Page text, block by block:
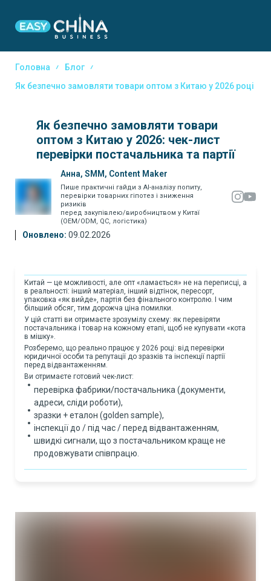
Головна
Блог
Як безпечно замовляти товари оптом з Китаю у 2026 році
Як безпечно замовляти товари
оптом з Китаю у 2026: чек-лист
перевірки постачальника та партії
Анна, SMM, Content Maker
Пише практичні гайди з AI-аналізу попиту,
перевірки товарних гіпотез і зниження
ризиків
перед закупівлею/виробництвом у Китаї
(OEM/ODM, QC, логістика)
Оновлено: 09.02.2026
Китай — це можливості, але опт «ламається» не на переписці, а
в реальності: інший матеріал, інший відтінок, пересорт,
упаковка «як вийде», партія без фінального контролю. І чим
більший обсяг, тим дорожча ціна помилки.
У цій статті ви отримаєте зрозумілу схему: як перевіряти
постачальника і товар на кожному етапі, щоб не купувати «кота
в мішку».
Розберемо, що реально працює у 2026 році: від перевірки
юридичної особи та репутації до зразків та інспекції партії
перед відвантаженням.
Ви отримаєте готовий чек-лист:
перевірка фабрики/постачальника (документи,
адреси, сліди роботи),
зразки + еталон (golden sample),
інспекції до / під час / перед відвантаженням,
швидкі сигнали, що з постачальником краще не
продовжувати співпрацю.